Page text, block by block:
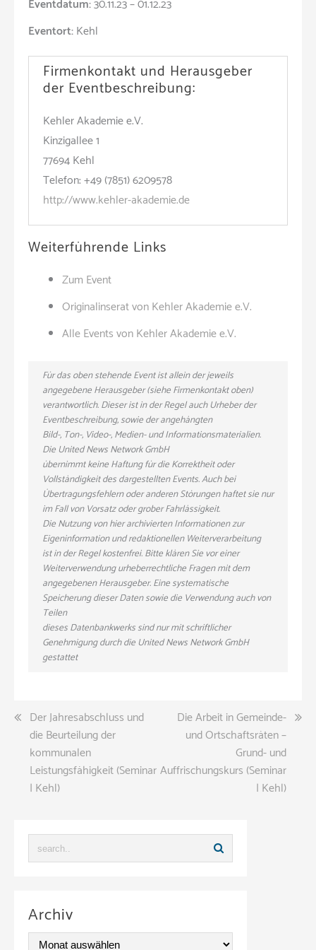
Eventdatum:30.11.23 – 01.12.23
Eventort:Kehl
Firmenkontakt und Herausgeber
der Eventbeschreibung:
Kehler Akademie e.V.
Kinzigallee 1
77694 Kehl
Telefon: +49 (7851) 6209578
http://www.kehler-akademie.de
Weiterführende Links
Zum Event
Originalinserat von Kehler Akademie e.V.
Alle Events von Kehler Akademie e.V.
Für das oben stehende Event ist allein der jeweils
angegebene Herausgeber (siehe Firmenkontakt oben)
verantwortlich. Dieser ist in der Regel auch Urheber der
Eventbeschreibung, sowie der angehängten
Bild-, Ton-, Video-, Medien- und Informationsmaterialien.
Die United News Network GmbH
übernimmt keine Haftung für die Korrektheit oder
Vollständigkeit des dargestellten Events. Auch bei
Übertragungsfehlern oder anderen Störungen haftet sie nur
im Fall von Vorsatz oder grober Fahrlässigkeit.
Die Nutzung von hier archivierten Informationen zur
Eigeninformation und redaktionellen Weiterverarbeitung
ist in der Regel kostenfrei. Bitte klären Sie vor einer
Weiterverwendung urheberrechtliche Fragen mit dem
angegebenen Herausgeber. Eine systematische
Speicherung dieser Daten sowie die Verwendung auch von
Teilen
dieses Datenbankwerks sind nur mit schriftlicher
Genehmigung durch die United News Network GmbH
gestattet
Beitragsnavigation
Der Jahresabschluss und
die Beurteilung der
kommunalen
Leistungsfähigkeit (Seminar
| Kehl)
Die Arbeit in Gemeinde-
und Ortschaftsräten –
Grund- und
Auffrischungskurs (Seminar
| Kehl)
Archiv